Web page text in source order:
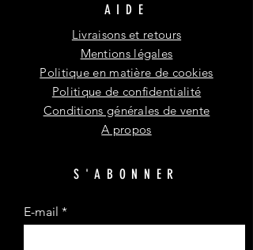
AIDE
Livraisons et retours
Mentions légales
Politique en matière de cookies
Politique de confidentialité
Conditions générales de vente
A propos
S'ABONNER
E-mail